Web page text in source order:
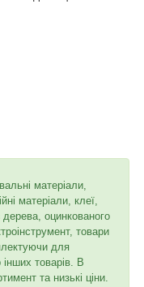
матеріали,
матеріали, клеї,
оцинкованого
товари
для
інших товарів. В
та низькі ціни.